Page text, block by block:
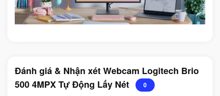
Đánh giá & Nhận xét Webcam Logitech Brio
500 4MPX Tự Động Lấy Nét
0